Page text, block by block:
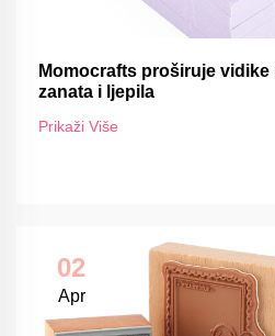
Momocrafts proširuje
zanata i ljepila
Prikaži Više
02
Apr